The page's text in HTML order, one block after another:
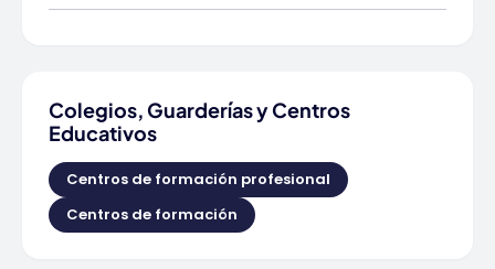
Colegios, Guarderías y Centros
Educativos
Centros de formación profesional
Centros de formación